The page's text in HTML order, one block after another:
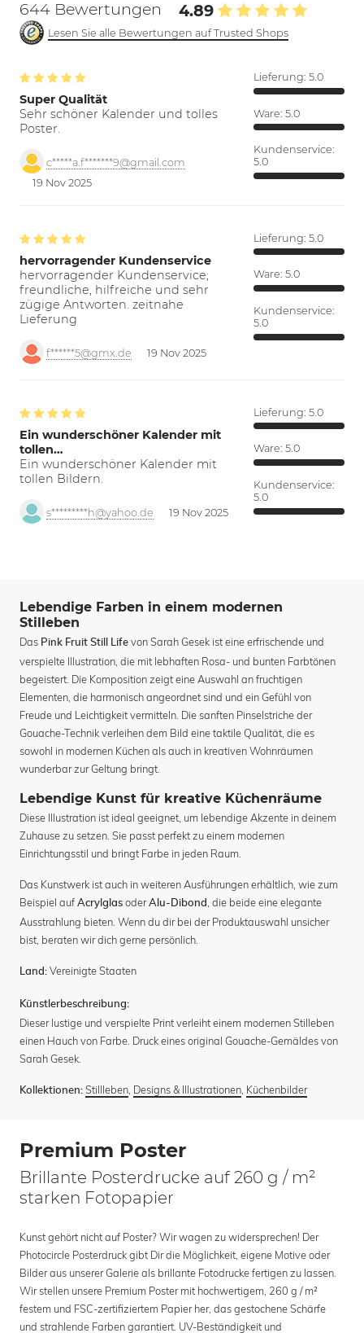
644 Bewertungen 4.89
Lesen Sie alle Bewertungen auf Trusted Shops
Super Qualität
Sehr schöner Kalender und tolles
Poster.
c*****a.f*******9@gmail.com
19 Nov 2025
Lieferung: 5.0
Ware: 5.0
Kundenservice:
5.0
hervorragender Kundenservice
hervorragender Kundenservice;
freundliche, hilfreiche und sehr
zügige Antworten. zeitnahe
Lieferung
f******5@gmx.de 19 Nov 2025
Lieferung: 5.0
Ware: 5.0
Kundenservice:
5.0
Ein wunderschöner Kalender mit
tollen…
Ein wunderschöner Kalender mit
tollen Bildern.
s*********h@yahoo.de 19 Nov 2025
Lieferung: 5.0
Ware: 5.0
Kundenservice:
5.0
Lebendige Farben in einem modernen
Stilleben
Das Pink Fruit Still Life von Sarah Gesek ist eine erfrischende und
verspielte Illustration, die mit lebhaften Rosa- und bunten Farbtönen
begeistert. Die Komposition zeigt eine Auswahl an fruchtigen
Elementen, die harmonisch angeordnet sind und ein Gefühl von
Freude und Leichtigkeit vermitteln. Die sanften Pinselstriche der
Gouache-Technik verleihen dem Bild eine taktile Qualität, die es
sowohl in modernen Küchen als auch in kreativen Wohnräumen
wunderbar zur Geltung bringt.
Lebendige Kunst für kreative Küchenräume
Diese Illustration ist ideal geeignet, um lebendige Akzente in deinem
Zuhause zu setzen. Sie passt perfekt zu einem modernen
Einrichtungsstil und bringt Farbe in jeden Raum.
Das Kunstwerk ist auch in weiteren Ausführungen erhältlich, wie zum
Beispiel auf Acrylglas oderAlu-Dibond
, die beide eine elegante
Ausstrahlung bieten. Wenn du dir bei der Produktauswahl unsicher
bist, beraten wir dich gerne persönlich.
Land: Vereinigte Staaten
Künstlerbeschreibung:
Dieser lustige und verspielte Print verleiht einem modernen Stilleben
einen Hauch von Farbe. Druck eines original Gouache-Gemäldes von
Sarah Gesek.
Kollektionen: Stillleben Designs & Illustrationen Küchenbilder
Premium Poster
Brillante Posterdrucke auf 260 g / m²
starken Fotopapier
Kunst gehört nicht auf Poster? Wir wagen zu widersprechen! Der
Photocircle Posterdruck gibt Dir die Möglichkeit, eigene Motive oder
Bilder aus unserer Galerie als brillante Fotodrucke fertigen zu lassen.
Wir stellen unsere Premium Poster mit hochwertigem, 260 g / m²
festem und FSC-zertifiziertem Papier her, das gestochene Schärfe
und strahlende Farben garantiert. UV-Beständigkeit und